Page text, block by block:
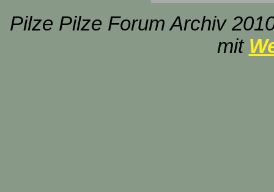
Pilze Pilze Forum Archiv
mit